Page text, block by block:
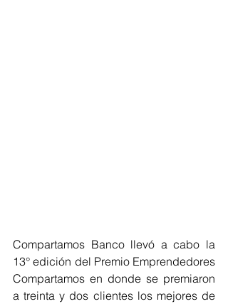
Compartamos Banco llevó a cabo la
13° edición del Premio Emprendedores
Compartamos en donde se premiaron
a treinta y dos clientes los mejores de